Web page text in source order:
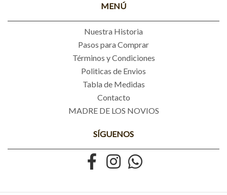
MENÚ
Nuestra Historia
Pasos para Comprar
Términos y Condiciones
Politicas de Envios
Tabla de Medidas
Contacto
MADRE DE LOS NOVIOS
SÍGUENOS